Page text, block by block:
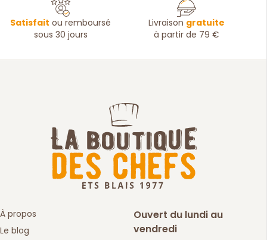
Satisfait ou remboursé
sous 30 jours
Livraison gratuite
à partir de 79 €
À propos
Le blog
Ouvert du lundi au
vendredi